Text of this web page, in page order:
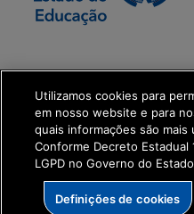
Executiva de
Transformação Digital
get_footer();
Utilizamos cookies para
em nosso website e para
quais informações são
Conforme Decreto
LGPD no Governo do
Definições de cookies